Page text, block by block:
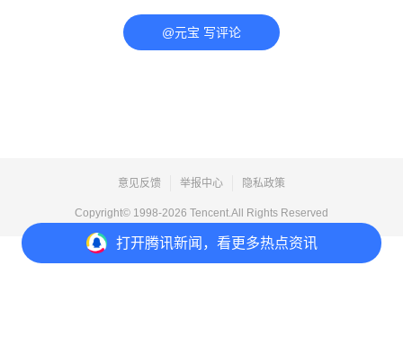
打开腾讯新闻，看更多热点资讯
@元宝 写评论
意见反馈 举报中心 隐私政策
Copyright© 1998-2026 Tencent.All Rights Reserved